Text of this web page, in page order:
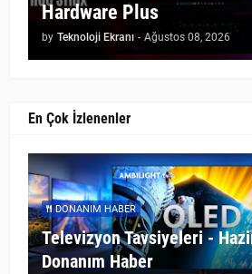
Hardware Plus
by Teknoloji Ekranı - Ağustos 08, 2026
En Çok İzlenenler
DONANIM HABER
Televizyon Tavsiyeleri -
Donanım Haber